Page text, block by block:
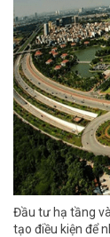
Đầu tư hạ tầng
tạo điều kiện để